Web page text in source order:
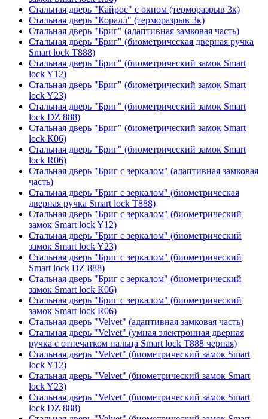
Стальная дверь "Кайрос" с окном (терморазрыв 3к)
Стальная дверь "Коралл" (терморазрыв 3к)
Стальная дверь "Бриг" (адаптивная замковая часть)
Стальная дверь "Бриг" (биометрическая дверная ручка
Smart lock T888)
Стальная дверь "Бриг" (биометрический замок Smart
lock Y12)
Стальная дверь "Бриг" (биометрический замок Smart
lock Y23)
Стальная дверь "Бриг" (биометрический замок Smart
lock DZ 888)
Стальная дверь "Бриг" (биометрический замок Smart
lock К06)
Стальная дверь "Бриг" (биометрический замок Smart
lock R06)
Стальная дверь "Бриг с зеркалом" (адаптивная замковая
часть)
Стальная дверь "Бриг с зеркалом" (биометрическая
дверная ручка Smart lock T888)
Стальная дверь "Бриг с зеркалом" (биометрический
замок Smart lock Y12)
Стальная дверь "Бриг с зеркалом" (биометрический
замок Smart lock Y23)
Стальная дверь "Бриг с зеркалом" (биометрический
Smart lock DZ 888)
Стальная дверь "Бриг с зеркалом" (биометрический
замок Smart lock К06)
Стальная дверь "Бриг с зеркалом" (биометрический
замок Smart lock R06)
Стальная дверь "Velvet" (адаптивная замковая часть)
Стальная дверь "Velvet" (умная электронная дверная
ручка с отпечатком пальца Smart lock T888 черная)
Стальная дверь "Velvet" (биометрический замок Smart
lock Y12)
Стальная дверь "Velvet" (биометрический замок Smart
lock Y23)
Стальная дверь "Velvet" (биометрический замок Smart
lock DZ 888)